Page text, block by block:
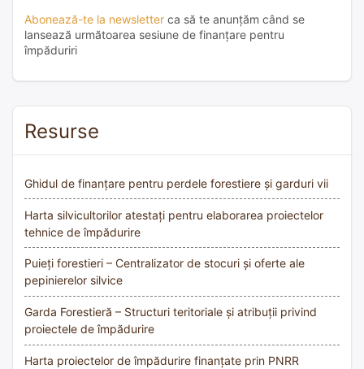
Abonează-te la newsletter ca să te anunțăm când se
lansează următoarea sesiune de finanțare pentru
împăduriri
Resurse
Ghidul de finanțare pentru perdele forestiere și garduri vii
Harta silvicultorilor atestați pentru elaborarea proiectelor
tehnice de împădurire
Puieți forestieri – Centralizator de stocuri și oferte ale
pepinierelor silvice
Garda Forestieră – Structuri teritoriale și atribuții privind
proiectele de împădurire
Harta proiectelor de împădurire finanțate prin PNRR